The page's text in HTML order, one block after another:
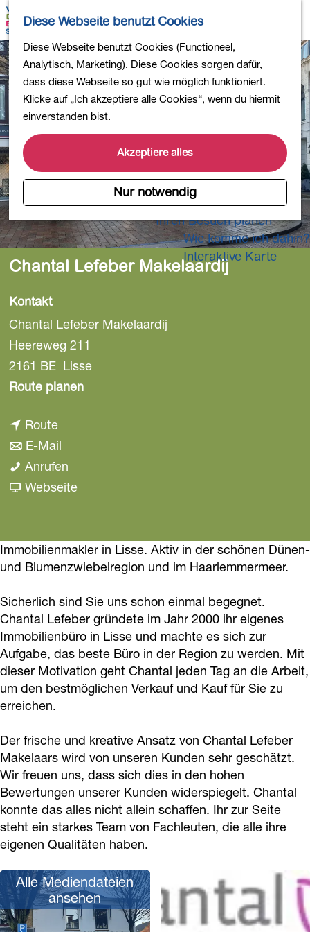
Diese Webseite benutzt Cookies
Diese Webseite benutzt Cookies (Functioneel,
Analytisch, Marketing). Diese Cookies sorgen dafür,
dass diese Webseite so gut wie möglich funktioniert.
Klicke auf „Ich akzeptiere alle Cookies“, wenn du hiermit
einverstanden bist.
Akzeptiere alles
Nur notwendig
G
e
h
e
n
S
i
e
z
u
r
H
K
r
t
e
S
c
h
e
n
e
n
ü
Einkaufen
Essen und Trinken
Kinderaktivitäten
In die Natur
Polder und Seen
Museen und mehr
Aktiv und gesund
4-Tage-Wanderung
Übernachtungen
Ihren Besuch planen
Wie komme ich dahin?
Interaktive Karte
Chantal Lefeber Makelaardij
Kontakt
Chantal Lefeber Makelaardij
Heereweg 211
2161 BE Lisse
Route planenb
a
l
L
e
f
e
b
e
M
a
k
e
l
a
r
d
Routeb
i
s
C
n
t
l
L
e
f
e
e
r
M
a
k
e
a
a
E-Mail
i
s
a
n
a
l
L
e
f
b
e
r
M
a
k
l
a
a
Anrufen
h
t
a
L
e
f
e
b
r
M
a
k
e
l
a
r
d
Webseitea
h
a
t
a
l
L
e
e
b
e
r
M
a
e
l
a
Immobilienmakler in Lisse. Aktiv in der schönen Dünen-
und Blumenzwiebelregion und im Haarlemmermeer.
Sicherlich sind Sie uns schon einmal begegnet.
Chantal Lefeber gründete im Jahr 2000 ihr eigenes
Immobilienbüro in Lisse und machte es sich zur
Aufgabe, das beste Büro in der Region zu werden. Mit
dieser Motivation geht Chantal jeden Tag an die Arbeit,
um den bestmöglichen Verkauf und Kauf für Sie zu
erreichen.
Der frische und kreative Ansatz von Chantal Lefeber
Makelaars wird von unseren Kunden sehr geschätzt.
Wir freuen uns, dass sich dies in den hohen
Bewertungen unserer Kunden widerspiegelt. Chantal
konnte das alles nicht allein schaffen. Ihr zur Seite
steht ein starkes Team von Fachleuten, die alle ihre
eigenen Qualitäten haben.
Alle Mediendateien
ansehen